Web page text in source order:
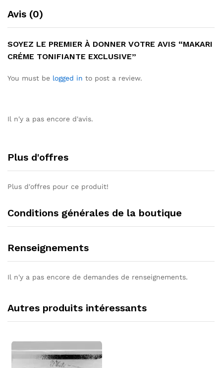
Avis (0)
SOYEZ LE PREMIER À DONNER VOTRE AVIS “MAKARI
CRÉME TONIFIANTE EXCLUSIVE”
You must be logged in to post a review.
Il n'y a pas encore d'avis.
Plus d'offres
Plus d'offres pour ce produit!
Conditions générales de la boutique
Renseignements
Il n'y a pas encore de demandes de renseignements.
Autres produits intéressants